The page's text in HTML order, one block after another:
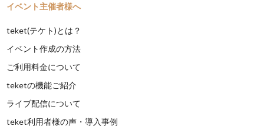
イベント主催者様へ
teket(テケト)とは？
イベント作成の方法
ご利用料金について
teketの機能ご紹介
ライブ配信について
teket利用者様の声・導入事例